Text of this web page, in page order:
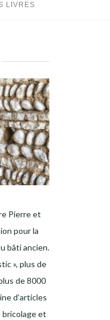
LIVRES
Pierre et
pour la
bâti ancien.
», plus de
de 8000
d’articles
bricolage et